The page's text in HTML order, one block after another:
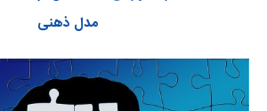
مدل ذهنی